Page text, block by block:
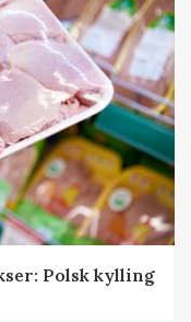
Polsk kylling